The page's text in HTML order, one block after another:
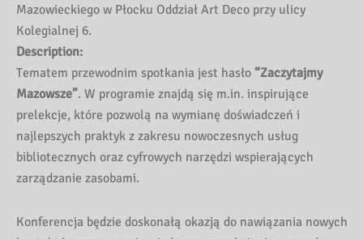
Mazowieckiego w Płocku Oddział Art Deco przy ulicy
Kolegialnej 6.
Description:
Tematem przewodnim spotkania jest hasło “Zaczytajmy
Mazowsze”. W programie znajdą się m.in. inspirujące
prelekcje, które pozwolą na wymianę doświadczeń i
najlepszych praktyk z zakresu nowoczesnych usług
bibliotecznych oraz cyfrowych narzędzi wspierających
zarządzanie zasobami.
Konferencja będzie doskonałą okazją do nawiązania nowych